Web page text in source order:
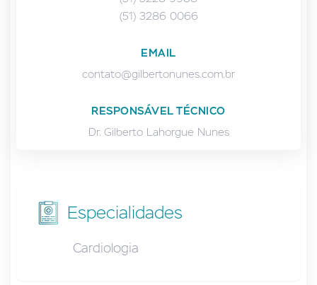
(51) 3286 0066
EMAIL
contato@gilbertonunes.com.br
RESPONSÁVEL TÉCNICO
Dr. Gilberto Lahorgue Nunes
Especialidades
Cardiologia